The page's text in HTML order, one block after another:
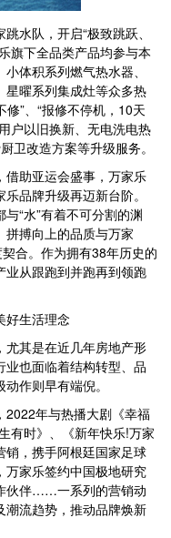
队，开启“极致跳跃、
旗下全品类产品均参与本
体积系列燃气热水器、
星曜系列集成灶等众多热
”、“报修不停机，10天
户以旧换新、无电洗电热
卫改造方案等升级服务。
助亚运会盛事，万家乐
品牌升级再迈新台阶。
“水”有着不可分割的渊
搏向上的品质与万家
合。作为拥有38年历史的
业从跟跑到并跑再到领跑
生活理念
其是在近几年房地产形
也面临着结构转型、品
作则早有端倪。
年与热播大剧《幸福
有时》、《新年快乐!万家
销，携手阿根廷国家足球
万家乐签约中国极地研究
伙伴……一系列的营销动
潮流趋势，推动品牌焕新